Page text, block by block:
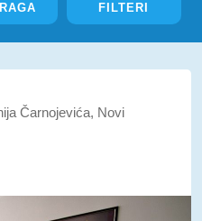
FILTERI
Čarnojevića, Novi